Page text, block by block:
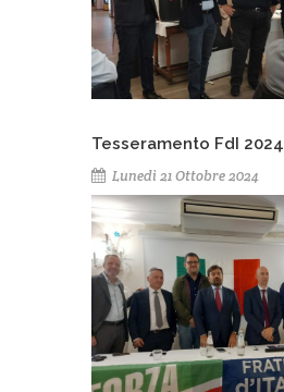
Tesseramento FdI 2024
Lunedì 21 Ottobre 2024